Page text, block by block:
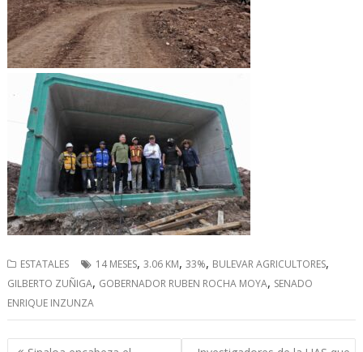
ESTATALES 14 MESES,3.06 KM,33%, BULEVAR AGRICULTORES,
GILBERTO ZUÑIGA, GOBERNADOR RUBEN ROCHA MOYA, SENADO
ENRIQUE INZUNZA